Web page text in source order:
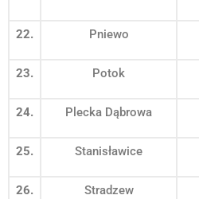
22. Pniewo
23. Potok
24. Plecka Dąbrowa
25. Stanisławice
26. Stradzew